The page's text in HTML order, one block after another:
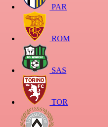
PAR
ROM
SAS
TOR